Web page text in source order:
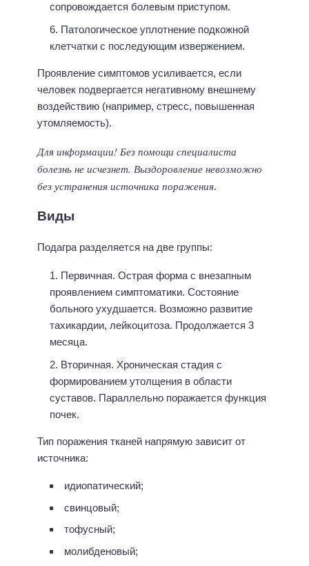
сопровождается болевым приступом.
Патологическое уплотнение подкожной
клетчатки с последующим извержением.
Проявление симптомов усиливается, если
человек подвергается негативному внешнему
воздействию (например, стресс, повышенная
утомляемость).
Для информации! Без помощи специалиста
болезнь не исчезнет. Выздоровление невозможно
без устранения источника поражения.
Виды
Подагра разделяется на две группы:
Первичная. Острая форма с внезапным
проявлением симптоматики. Состояние
больного ухудшается. Возможно развитие
тахикардии, лейкоцитоза. Продолжается 3
месяца.
Вторичная. Хроническая стадия с
формированием утолщения в области
суставов. Параллельно поражается функция
почек.
Тип поражения тканей напрямую зависит от
источника:
идиопатический;
свинцовый;
тофусный;
молибденовый;